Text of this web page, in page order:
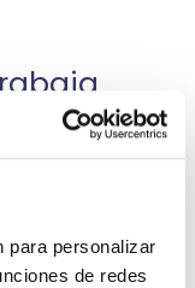
para personalizar
de redes
Torrevieja